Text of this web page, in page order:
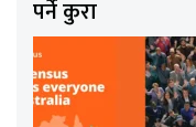
पर्ने कुरा